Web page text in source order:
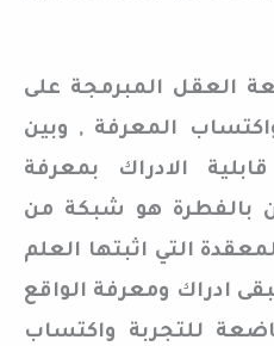
العقل المبرمجة على
واكتساب المعرفة , وبين
الادراك بمعرفة
بالفطرة هو شبكة من
التي اثبتها العلم
ادراك ومعرفة الواقع
للتجربة واكتساب